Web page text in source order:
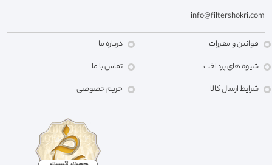
info@filtershokri.com
قوانین و مقررات
شیوه های پرداخت
شرایط ارسال کالا
درباره ما
تماس با ما
حریم خصوصی